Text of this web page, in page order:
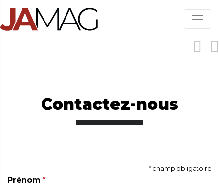
Aller
contenu
Contactez-nous
* champ obligatoire
Prénom